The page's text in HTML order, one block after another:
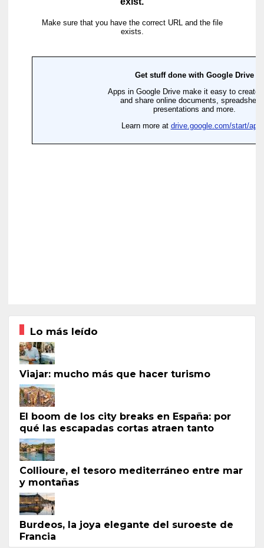
Lo más leído
Viajar: mucho más que hacer turismo
El boom de los city breaks en España: por
qué las escapadas cortas atraen tanto
Collioure, el tesoro mediterráneo entre mar
y montañas
Burdeos, la joya elegante del suroeste de
Francia